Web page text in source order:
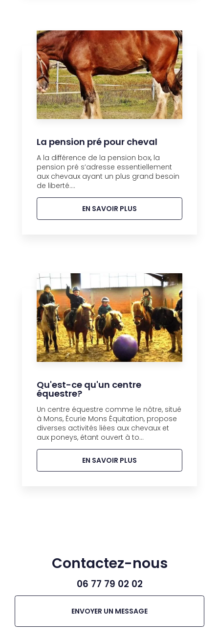
La pension pré pour cheval
A la différence de la pension box, la
pension pré s’adresse essentiellement
aux chevaux ayant un plus grand besoin
de liberté....
EN SAVOIR PLUS
Qu'est-ce qu'un centre
équestre?
Un centre équestre comme le nôtre, situé
à Mons, Écurie Mons Équitation, propose
diverses activités liées aux chevaux et
aux poneys, étant ouvert à to...
EN SAVOIR PLUS
Contactez-nous
06 77 79 02 02
ENVOYER UN MESSAGE